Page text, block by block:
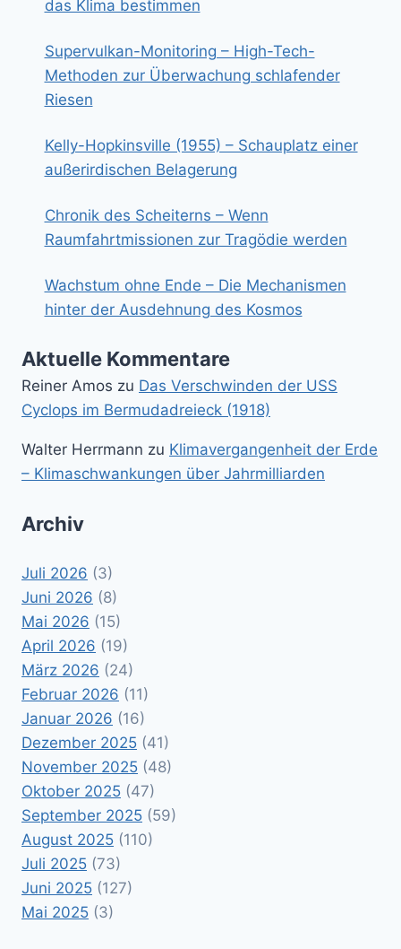
das Klima bestimmen
Supervulkan-Monitoring – High-Tech-
Methoden zur Überwachung schlafender
Riesen
Kelly-Hopkinsville (1955) – Schauplatz einer
außerirdischen Belagerung
Chronik des Scheiterns – Wenn
Raumfahrtmissionen zur Tragödie werden
Wachstum ohne Ende – Die Mechanismen
hinter der Ausdehnung des Kosmos
Aktuelle Kommentare
Reiner Amos zu Das Verschwinden der USS
Cyclops im Bermudadreieck (1918)
Walter Herrmann zu Klimavergangenheit der Erde
– Klimaschwankungen über Jahrmilliarden
Archiv
Juli 2026 (3)
Juni 2026 (8)
Mai 2026 (15)
April 2026 (19)
März 2026 (24)
Februar 2026 (11)
Januar 2026 (16)
Dezember 2025 (41)
November 2025 (48)
Oktober 2025 (47)
September 2025 (59)
August 2025 (110)
Juli 2025 (73)
Juni 2025 (127)
Mai 2025 (3)